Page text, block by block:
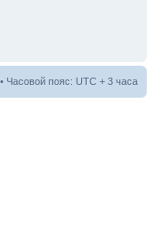
• Часовой пояс: UTC + 3 часа